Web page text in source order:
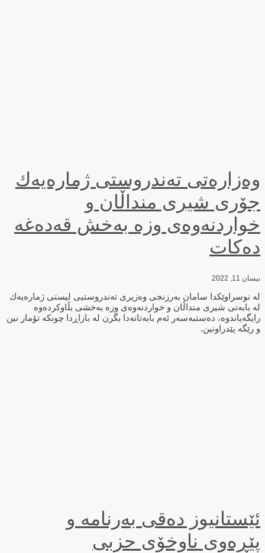
وەزارەتی تەندروستی ژمارەیەك
جۆری شیری منداڵان و
خواردنەوەی وزە بەخش قەدەغە
دەكات
نیسان 11, 2022
لە نوسراوێكدا سامان بەرزنجی وەزیری تەندروستیی لیستی ژمارەیەك
لە بابەتی شیری منداڵان و خواردنەوەی وزە بەخشی بڵاوكردەوە
رایگەیاندوە، دەستبەسەر ئەم بابەتانەدا بگرن لە بازاڕدا چونكە تۆمار نین
و رێگە پێدراونین.
ئێستانیوز دەقی بەرنامە و
پێڕەوی ناوخۆی حزبی